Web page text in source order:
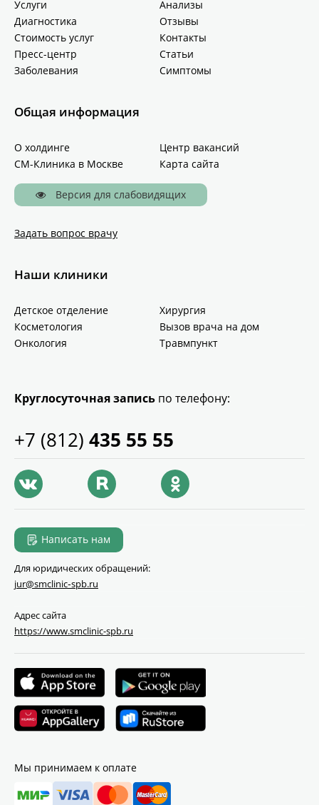
Услуги
Анализы
Диагностика
Отзывы
Стоимость услуг
Контакты
Пресс-центр
Статьи
Заболевания
Симптомы
Общая информация
О холдинге
Центр вакансий
СМ-Клиника в Москве
Карта сайта
Версия для слабовидящих
Задать вопрос врачу
Наши клиники
Детское отделение
Хирургия
Косметология
Вызов врача на дом
Онкология
Травмпункт
Круглосуточная запись по телефону:
+7 (812) 435 55 55
Написать нам
Для юридических обращений:
jur@smclinic‑spb.ru
Адрес сайта
https://www.smclinic-spb.ru
Мы принимаем к оплате